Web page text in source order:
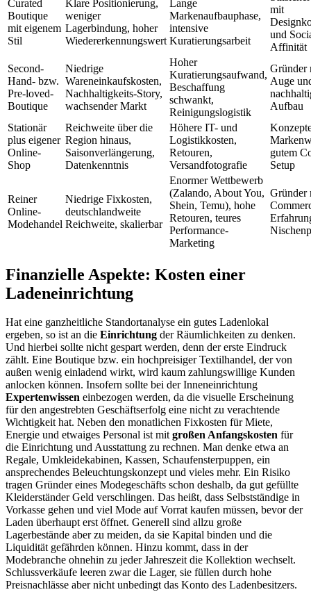
Curated
Boutique
mit eigenem
Stil
Klare Positionierung,
weniger
Lagerbindung, hoher
Wiedererkennungswert
Lange
Markenaufbauphase,
intensive
Kuratierungsarbeit
mit
und
Affinität
Second-
Hand- bzw.
Pre-loved-
Boutique
Niedrige
Wareneinkaufskosten,
Nachhaltigkeits-Story,
wachsender Markt
Hoher
Kuratierungsaufwand,
Beschaffung
schwankt,
Reinigungslogistik
Gründer
Auge
Aufbau
Stationär
plus eigener
Online-
Shop
Reichweite über die
Region hinaus,
Saisonverlängerung,
Datenkenntnis
Höhere IT- und
Logistikkosten,
Retouren,
Versandfotografie
gutem
Setup
Reiner
Online-
Modehandel
Niedrige Fixkosten,
deutschlandweite
Reichweite, skalierbar
Enormer Wettbewerb
(Zalando, About You,
Shein, Temu), hohe
Retouren, teures
Performance-
Marketing
Gründer
Finanzielle Aspekte: Kosten einer
Ladeneinrichtung
Hat eine ganzheitliche Standortanalyse ein gutes Ladenlokal
ergeben, so ist an die Einrichtung der Räumlichkeiten zu denken.
Und hierbei sollte nicht gespart werden, denn der erste Eindruck
zählt. Eine Boutique bzw. ein hochpreisiger Textilhandel, der von
außen wenig einladend wirkt, wird kaum zahlungswillige Kunden
anlocken können. Insofern sollte bei der Inneneinrichtung
Expertenwissen einbezogen werden, da die visuelle Erscheinung
für den angestrebten Geschäftserfolg eine nicht zu verachtende
Wichtigkeit hat. Neben den monatlichen Fixkosten für Miete,
Energie und etwaiges Personal ist mitgroßen Anfangskosten für
die Einrichtung und Ausstattung zu rechnen. Man denke etwa an
Regale, Umkleidekabinen, Kassen, Schaufensterpuppen, ein
ansprechendes Beleuchtungskonzept und vieles mehr. Ein Risiko
tragen Gründer eines Modegeschäfts schon deshalb, da gut gefüllte
Kleiderständer Geld verschlingen. Das heißt, dass Selbstständige in
Vorkasse gehen und viel Mode auf Vorrat kaufen müssen, bevor der
Laden überhaupt erst öffnet. Generell sind allzu große
Lagerbestände aber zu meiden, da sie Kapital binden und die
Liquidität gefährden können. Hinzu kommt, dass in der
Modebranche ohnehin zu jeder Jahreszeit die Kollektion wechselt.
Schlussverkäufe leeren zwar die Lager, sie füllen durch hohe
Preisnachlässe aber nicht unbedingt das Konto des Ladenbesitzers.